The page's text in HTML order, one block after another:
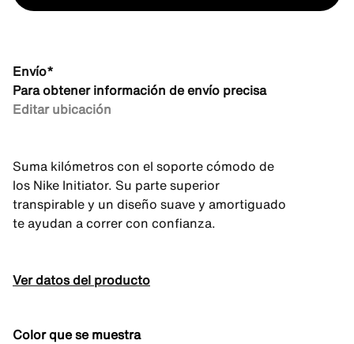
Envío*
Para obtener información de envío precisa
Editar ubicación
Suma kilómetros con el soporte cómodo de
los Nike Initiator. Su parte superior
transpirable y un diseño suave y amortiguado
te ayudan a correr con confianza.
Ver datos del producto
Color que se muestra